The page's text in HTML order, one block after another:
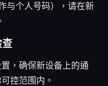
与个人号码），请在新
，确保新设备上的通
控范围内。